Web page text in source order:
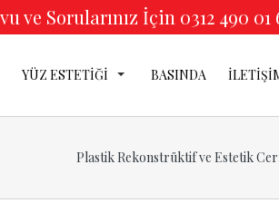
ve Sorularınız İçin 0312 490 01
YÜZ ESTETİĞİ BASINDA
Plastik Rekonstrüktif ve Estetik